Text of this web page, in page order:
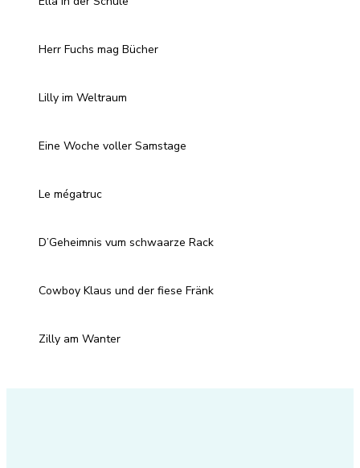
Herr Fuchs mag Bücher
Lilly im Weltraum
Eine Woche voller Samstage
Le mégatruc
D’Geheimnis vum schwaarze Rack
Cowboy Klaus und der fiese Fränk
Zilly am Wanter